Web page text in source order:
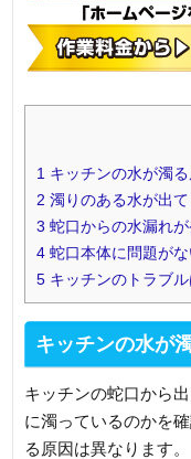
1 キッチンの水が濁
2 濁りのある水が出
3 蛇口からの水漏れ
4 蛇口本体に問題が
5 キッチンのトラブ
キッチンの水が
キッチンの蛇口から
に濁っているのかを
る原因は異なります。